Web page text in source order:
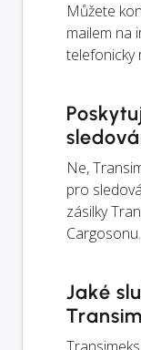
Můžete
mailem na
telefonicky
Ne,
pro
zásilky
Cargosonu.
Jaké